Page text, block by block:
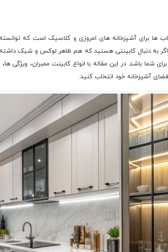
ها برای آشپزخانه های امروزی و کلاسیک است که
اگر به دنبال کابینتی هستید که هم ظاهر لوکس و شیک
شما باشد. در این مقاله با انواع کابینت ممبران،
آشپزخانه خود انتخاب کنید.